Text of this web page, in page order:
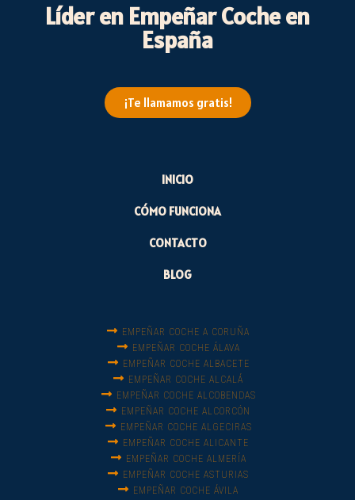
Líder en Empeñar Coche en
España
¡Te llamamos gratis!
INICIO
CÓMO FUNCIONA
CONTACTO
BLOG
EMPEÑAR COCHE A CORUÑA
EMPEÑAR COCHE ÁLAVA
EMPEÑAR COCHE ALBACETE
EMPEÑAR COCHE ALCALÁ
EMPEÑAR COCHE ALCOBENDAS
EMPEÑAR COCHE ALCORCÓN
EMPEÑAR COCHE ALGECIRAS
EMPEÑAR COCHE ALICANTE
EMPEÑAR COCHE ALMERÍA
EMPEÑAR COCHE ASTURIAS
EMPEÑAR COCHE ÁVILA